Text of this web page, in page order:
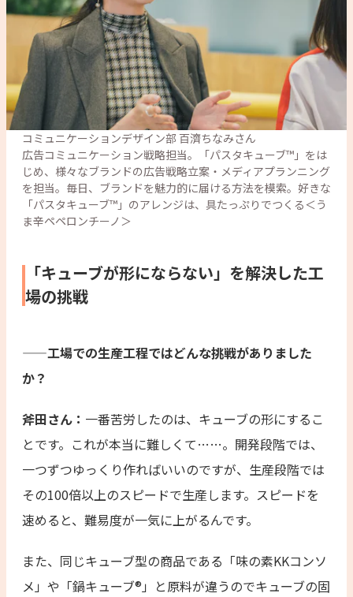
コミュニケーションデザイン部 百濟ちなみさん
広告コミュニケーション戦略担当。「パスタキューブ™」をは
じめ、様々なブランドの広告戦略立案・メディアプランニング
を担当。毎日、ブランドを魅力的に届ける方法を模索。好きな
「パスタキューブ™」のアレンジは、具たっぷりでつくる＜う
ま辛ペペロンチーノ＞
「キューブが形にならない」を解決した工
場の挑戦
——工場での生産工程ではどんな挑戦がありました
か？
斧田さん： 一番苦労したのは、キューブの形にするこ
とです。これが本当に難しくて……。開発段階では、
一つずつゆっくり作ればいいのですが、生産段階では
その100倍以上のスピードで生産します。スピードを
速めると、難易度が一気に上がるんです。
また、同じキューブ型の商品である「味の素KKコンソ
メ」や「鍋キューブ®」と原料が違うのでキューブの固